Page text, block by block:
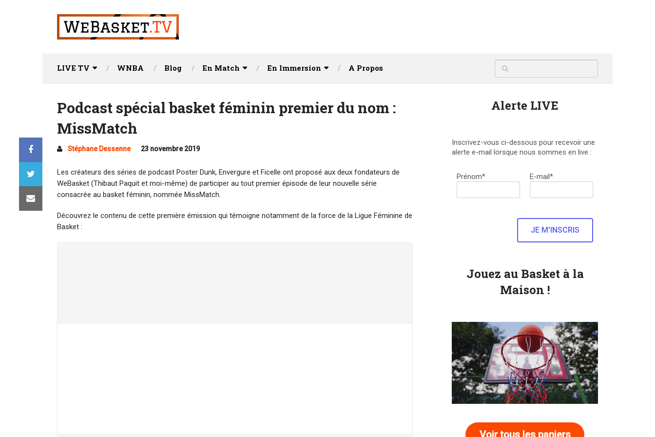
LIVE TV WNBA Blog En Match En Immersion A Propos
Podcast spécial basket féminin premier du nom :
MissMatch
Stéphane Dessenne 23 novembre 2019
Les créateurs des séries de podcast Poster Dunk, Envergure et Ficelle ont proposé aux deux fondateurs de
WeBasket (Thibaut Paquit et moi-même) de participer au tout premier épisode de leur nouvelle série
consacrée au basket féminin, nommée MissMatch.
Découvrez le contenu de cette première émission qui témoigne notamment de la force de la Ligue Féminine de
Basket :
Alerte LIVE
Inscrivez-vous ci-dessous pour recevoir une
alerte e-mail lorsque nous sommes en live :
Prénom* E-mail*
Jouez au Basket à la
Maison !
Voir tous les paniers